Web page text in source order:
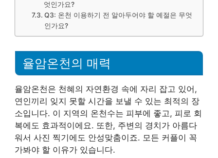
엇인가요?
Q3: 온천 이용하기 전 알아두어야 할 예절은 무엇
인가요?
율암온천의 매력
율암온천은 천혜의 자연환경 속에 자리 잡고 있어,
연인끼리 잊지 못할 시간을 보낼 수 있는 최적의 장
소입니다. 이 지역의 온천수는 피부에 좋고, 피로 회
복에도 효과적이에요. 또한, 주변의 경치가 아름다
워서 사진 찍기에도 안성맞춤이죠. 모든 커플이 꼭
가봐야 할 이유가 있습니다.